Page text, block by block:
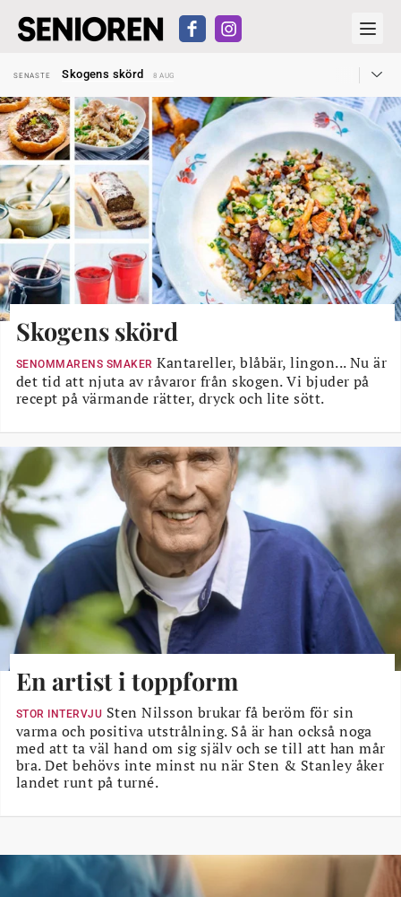
SENASTE
Skogens skörd
8 AUG
SENASTE
Reform för äldre kan bli slag i luften
SENASTE
Kravet: Nu måste 65-årsgränsen bort
SENASTE
Dom öppnar för rätt till garantipension
SENASTE
Snart kan telefonförsäljning förbjudas i Sverige
29 JUL
SENASTE
Hyror rusar ifrån äldres bostadstillägg
28 JUL
SENASTE
Skogens skörd 8 AUG
Skogens skörd
SENOMMARENS SMAKER Kantareller, blåbär, lingon... Nu är
det tid att njuta av råvaror från skogen. Vi bjuder på
recept på värmande rätter, dryck och lite sött.
En artist i toppform
STOR INTERVJU Sten Nilsson brukar få beröm för sin
varma och positiva utstrålning. Så är han också noga
med att ta väl hand om sig själv och se till att han mår
bra. Det behövs inte minst nu när Sten & Stanley åker
landet runt på turné.